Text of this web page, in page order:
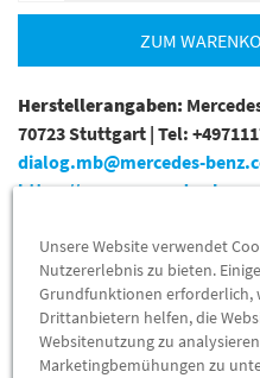
ZUM
Herstellerangaben:
70723 Stuttgart | Tel:
dialog.mb@mercedes-
https://www.mercedes-
Sie sind sich nicht sicher, ob
passt?
Kein Problem.
Senden Sie uns die
Fahrzeugs,
Unsere Website verwendet
Nutzererlebnis zu bieten.
Grundfunktionen erforderlich,
Drittanbietern helfen, die
Websitenutzung zu
Marketingbemühungen zu